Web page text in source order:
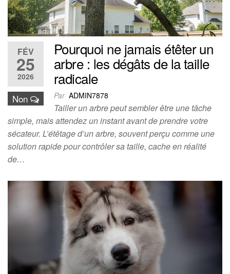
FÉV
25
2026
Non
Pourquoi ne jamais étêter un
arbre : les dégâts de la taille
radicale
Par ADMIN7878
Tailler un arbre peut sembler être une tâche
simple, mais attendez un instant avant de prendre votre
sécateur. L’étêtage d’un arbre, souvent perçu comme une
solution rapide pour contrôler sa taille, cache en réalité
de…